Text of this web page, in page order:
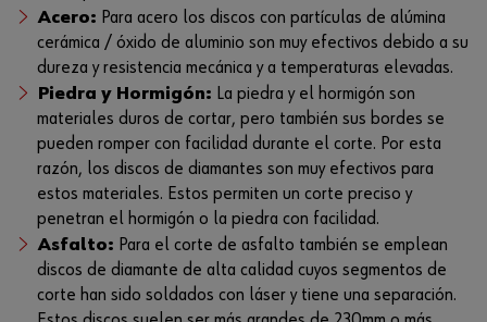
Acero: Para acero los discos con partículas de alúmina
cerámica / óxido de aluminio son muy efectivos debido a su
dureza y resistencia mecánica y a temperaturas elevadas.
Piedra y Hormigón: La piedra y el hormigón son
materiales duros de cortar, pero también sus bordes se
pueden romper con facilidad durante el corte. Por esta
razón, los discos de diamantes son muy efectivos para
estos materiales. Estos permiten un corte preciso y
penetran el hormigón o la piedra con facilidad.
Asfalto: Para el corte de asfalto también se emplean
discos de diamante de alta calidad cuyos segmentos de
corte han sido soldados con láser y tiene una separación.